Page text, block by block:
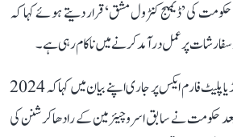
حکومت کی ’ڈیمیج کنٹرول مشق‘ قرار دیتے ہوئے کہا کہ
پر عمل درآمد کرنے میں ناکام رہی ہے۔
جے رام رمیش نے سوشل میڈیا پلیٹ فارم ایکس پر جاری اپنے بیان میں کہا کہ 2024
حکومت نے سابق اسرو چیئرمین کے رادھاکرشنن کی